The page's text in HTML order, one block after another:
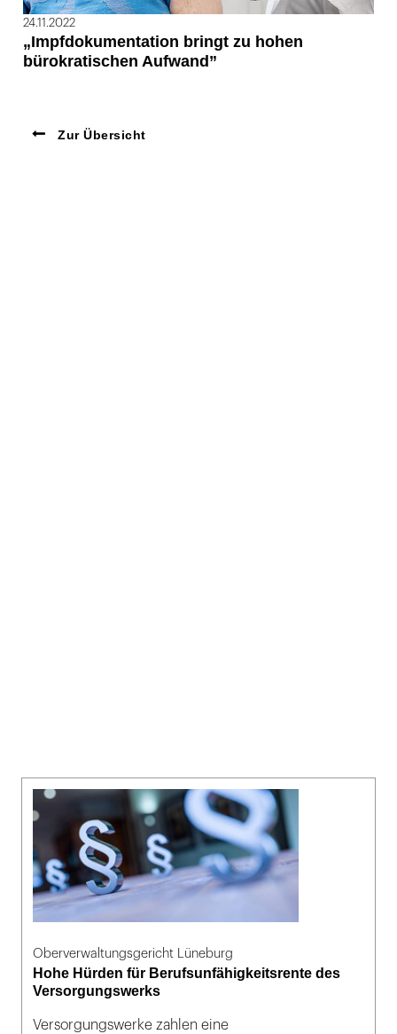
24.11.2022
„Impfdokumentation bringt zu hohen
bürokratischen Aufwand”
Zur Übersicht
Oberverwaltungsgericht Lüneburg
Hohe Hürden für Berufsunfähigkeitsrente des
Versorgungswerks
Versorgungswerke zahlen eine